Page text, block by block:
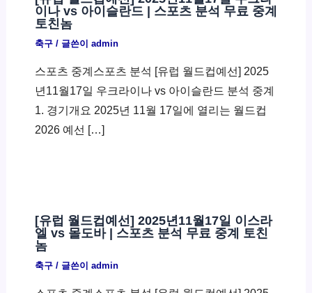
이나 vs 아이슬란드 | 스포츠 분석 무료 중계
토친놈
축구/ 글쓴이 admin
스포츠 중계스포츠 분석 [유럽 월드컵예선] 2025
년11월17일 우크라이나 vs 아이슬란드 분석 중계
1. 경기개요 2025년 11월 17일에 열리는 월드컵
2026 예선 […]
[유럽 월드컵예선] 2025년11월17일 이스라
엘 vs 몰도바 | 스포츠 분석 무료 중계 토친
놈
축구/ 글쓴이 admin